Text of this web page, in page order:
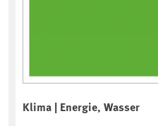
Klima | Energie, Wasser